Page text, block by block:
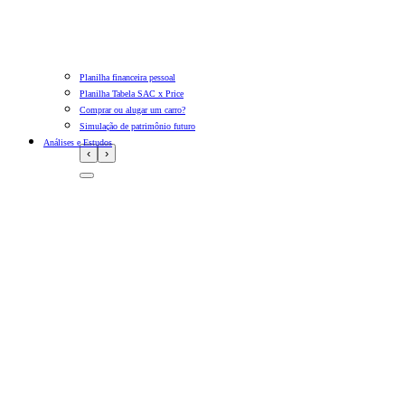
‹ ›
Planilha financeira pessoal
Planilha Tabela SAC x Price
Comprar ou alugar um carro?
Simulação de patrimônio futuro
Análises e Estudos